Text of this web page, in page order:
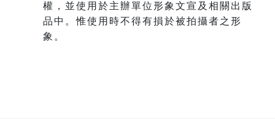
權，並使用於主辦單位形象文宣及相關出版
品中。惟使用時不得有損於被拍攝者之形
象。